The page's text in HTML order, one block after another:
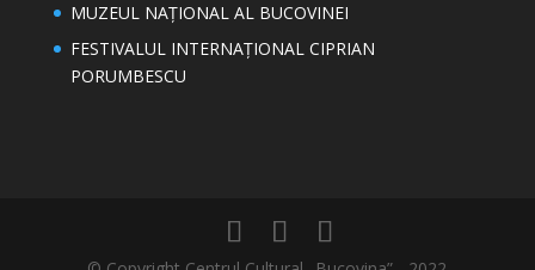
MUZEUL NAȚIONAL AL BUCOVINEI
FESTIVALUL INTERNAȚIONAL CIPRIAN
PORUMBESCU